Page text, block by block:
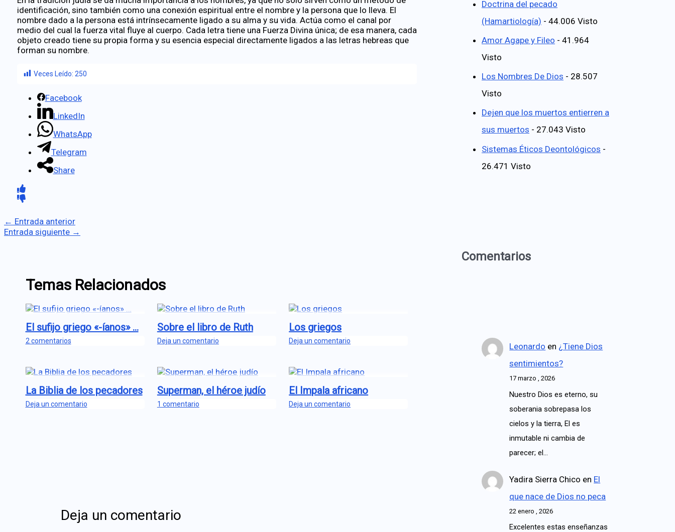
identificación, sino también como una conexión espiritual entre el nombre y la persona que lo lleva. El
nombre dado a la persona está intrínsecamente ligado a su alma y su vida. Actúa como el canal por
medio del cual la fuerza vital fluye al cuerpo. Cada letra tiene una Fuerza Divina única; de esa manera, cada
objeto creado tiene su propia forma y su esencia especial directamente ligados a las letras hebreas que
forman su nombre.
Veces Leído: 250
Facebook
LinkedIn
WhatsApp
Telegram
Share
← Entrada anterior
Entrada siguiente →
Temas Relacionados
El sufijo griego «-íanos» …
2 comentarios
Sobre el libro de Ruth
Deja un comentario
Los griegos
Deja un comentario
La Biblia de los pecadores
Deja un comentario
Superman, el héroe judío
1 comentario
El Impala africano
Deja un comentario
Deja un comentario
Doctrina del pecado
(Hamartiología) - 44.006 Visto
Amor Agape y Fileo - 41.964
Visto
Los Nombres De Dios - 28.507
Visto
Dejen que los muertos entierren a
sus muertos - 27.043 Visto
Sistemas Éticos Deontológicos -
26.471 Visto
Comentarios
Leonardo en ¿Tiene Dios
sentimientos?
17 marzo , 2026
Nuestro Dios es eterno, su
soberania sobrepasa los
cielos y la tierra, El es
inmutable ni cambia de
parecer; el…
Yadira Sierra Chico en El
que nace de Dios no peca
22 enero , 2026
Excelentes estas enseñanzas